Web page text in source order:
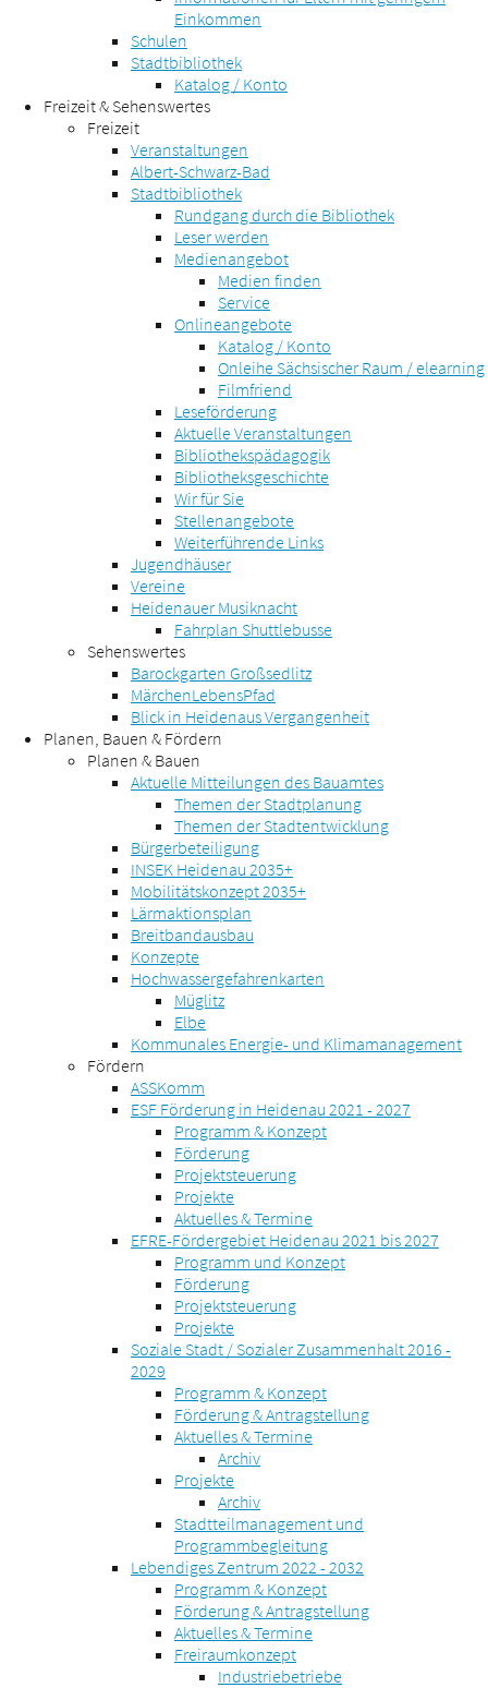
Einkommen
Schulen
Stadtbibliothek
Katalog / Konto
Freizeit & Sehenswertes
Freizeit
Veranstaltungen
Albert-Schwarz-Bad
Stadtbibliothek
Rundgang durch die Bibliothek
Leser werden
Medienangebot
Medien finden
Service
Onlineangebote
Katalog / Konto
Onleihe Sächsischer Raum / elearning
Filmfriend
Leseförderung
Aktuelle Veranstaltungen
Bibliothekspädagogik
Bibliotheksgeschichte
Wir für Sie
Stellenangebote
Weiterführende Links
Jugendhäuser
Vereine
Heidenauer Musiknacht
Fahrplan Shuttlebusse
Sehenswertes
Barockgarten Großsedlitz
MärchenLebensPfad
Blick in Heidenaus Vergangenheit
Planen, Bauen & Fördern
Planen & Bauen
Aktuelle Mitteilungen des Bauamtes
Themen der Stadtplanung
Themen der Stadtentwicklung
Bürgerbeteiligung
INSEK Heidenau 2035+
Mobilitätskonzept 2035+
Lärmaktionsplan
Breitbandausbau
Konzepte
Hochwassergefahrenkarten
Müglitz
Elbe
Kommunales Energie- und Klimamanagement
Fördern
ASSKomm
ESF Förderung in Heidenau 2021 - 2027
Programm & Konzept
Förderung
Projektsteuerung
Projekte
Aktuelles & Termine
EFRE-Fördergebiet Heidenau 2021 bis 2027
Programm und Konzept
Förderung
Projektsteuerung
Projekte
Soziale Stadt / Sozialer Zusammenhalt 2016 -
2029
Programm & Konzept
Förderung & Antragstellung
Aktuelles & Termine
Archiv
Projekte
Archiv
Stadtteilmanagement und
Programmbegleitung
Lebendiges Zentrum 2022 - 2032
Programm & Konzept
Förderung & Antragstellung
Aktuelles & Termine
Freiraumkonzept
Industriebetriebe